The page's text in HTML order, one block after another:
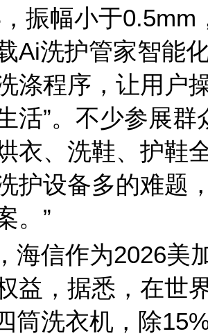
振幅小于
Ai洗护管家智能
涤程序，让用户
活”。不少参展
衣、洗鞋、护鞋
护设备多的难题
。”
海信作为2026美
益，据悉，在世
筒洗衣机，除